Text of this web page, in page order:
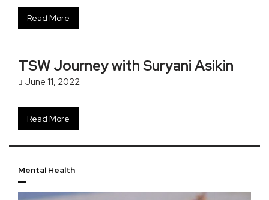
Read More
TSW Journey with Suryani Asikin
June 11, 2022
Read More
Mental Health